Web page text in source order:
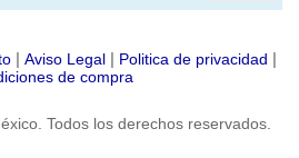
| Aviso Legal| Politica de privacidad |
de compra
Todos los derechos reservados.